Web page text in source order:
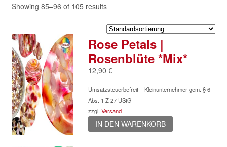
Showing 85–96 of 105 results
Rose Petals |
Rosenblüte *Mix*
12,90 €
Umsatzsteuerbefreit – Kleinunternehmer gem. § 6
Abs. 1 Z 27 UStG
zzgl. Versand
IN DEN WARENKORB